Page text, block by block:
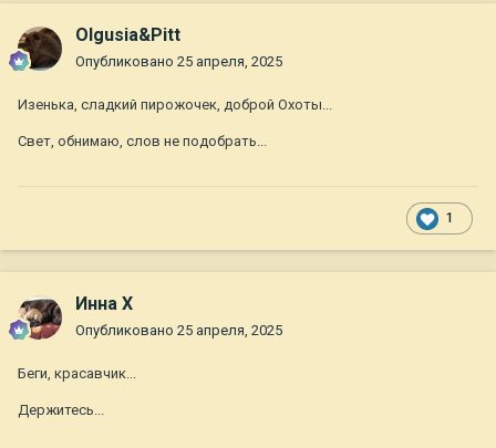
Olgusia&Pitt
Опубликовано 25 апреля, 2025
Изенька, сладкий пирожочек, доброй Охоты...
Свет, обнимаю, слов не подобрать...
1
Инна Х
Опубликовано 25 апреля, 2025
Беги, красавчик...
Держитесь...